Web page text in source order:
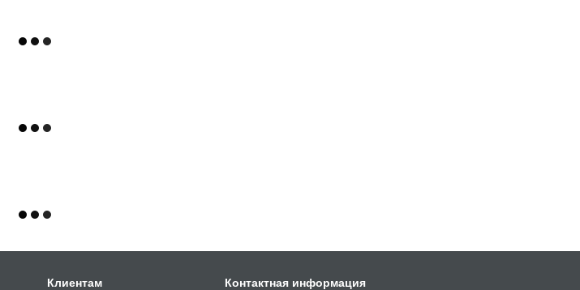
Клиентам Контактная информация